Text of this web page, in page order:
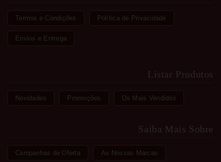
Termos e Condições Política de Privacidade
Envios e Entrega
Listar Produtos
Novidades Promoções Os Mais Vendidos
Saiba Mais Sobre
Campanhas de Oferta As Nossas Marcas